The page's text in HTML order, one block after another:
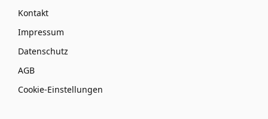
Kontakt
Impressum
Datenschutz
AGB
Cookie-Einstellungen